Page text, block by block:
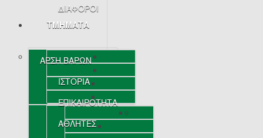
ΔΙΑΦΟΡΟΙ
ΤΜΗΜΑΤΑ
ΑΡΣΗ ΒΑΡΩΝ
ΙΣΤΟΡΙΑ
ΕΠΙΚΑΙΡΟΤΗΤΑ
ΑΘΛΗΤΕΣ